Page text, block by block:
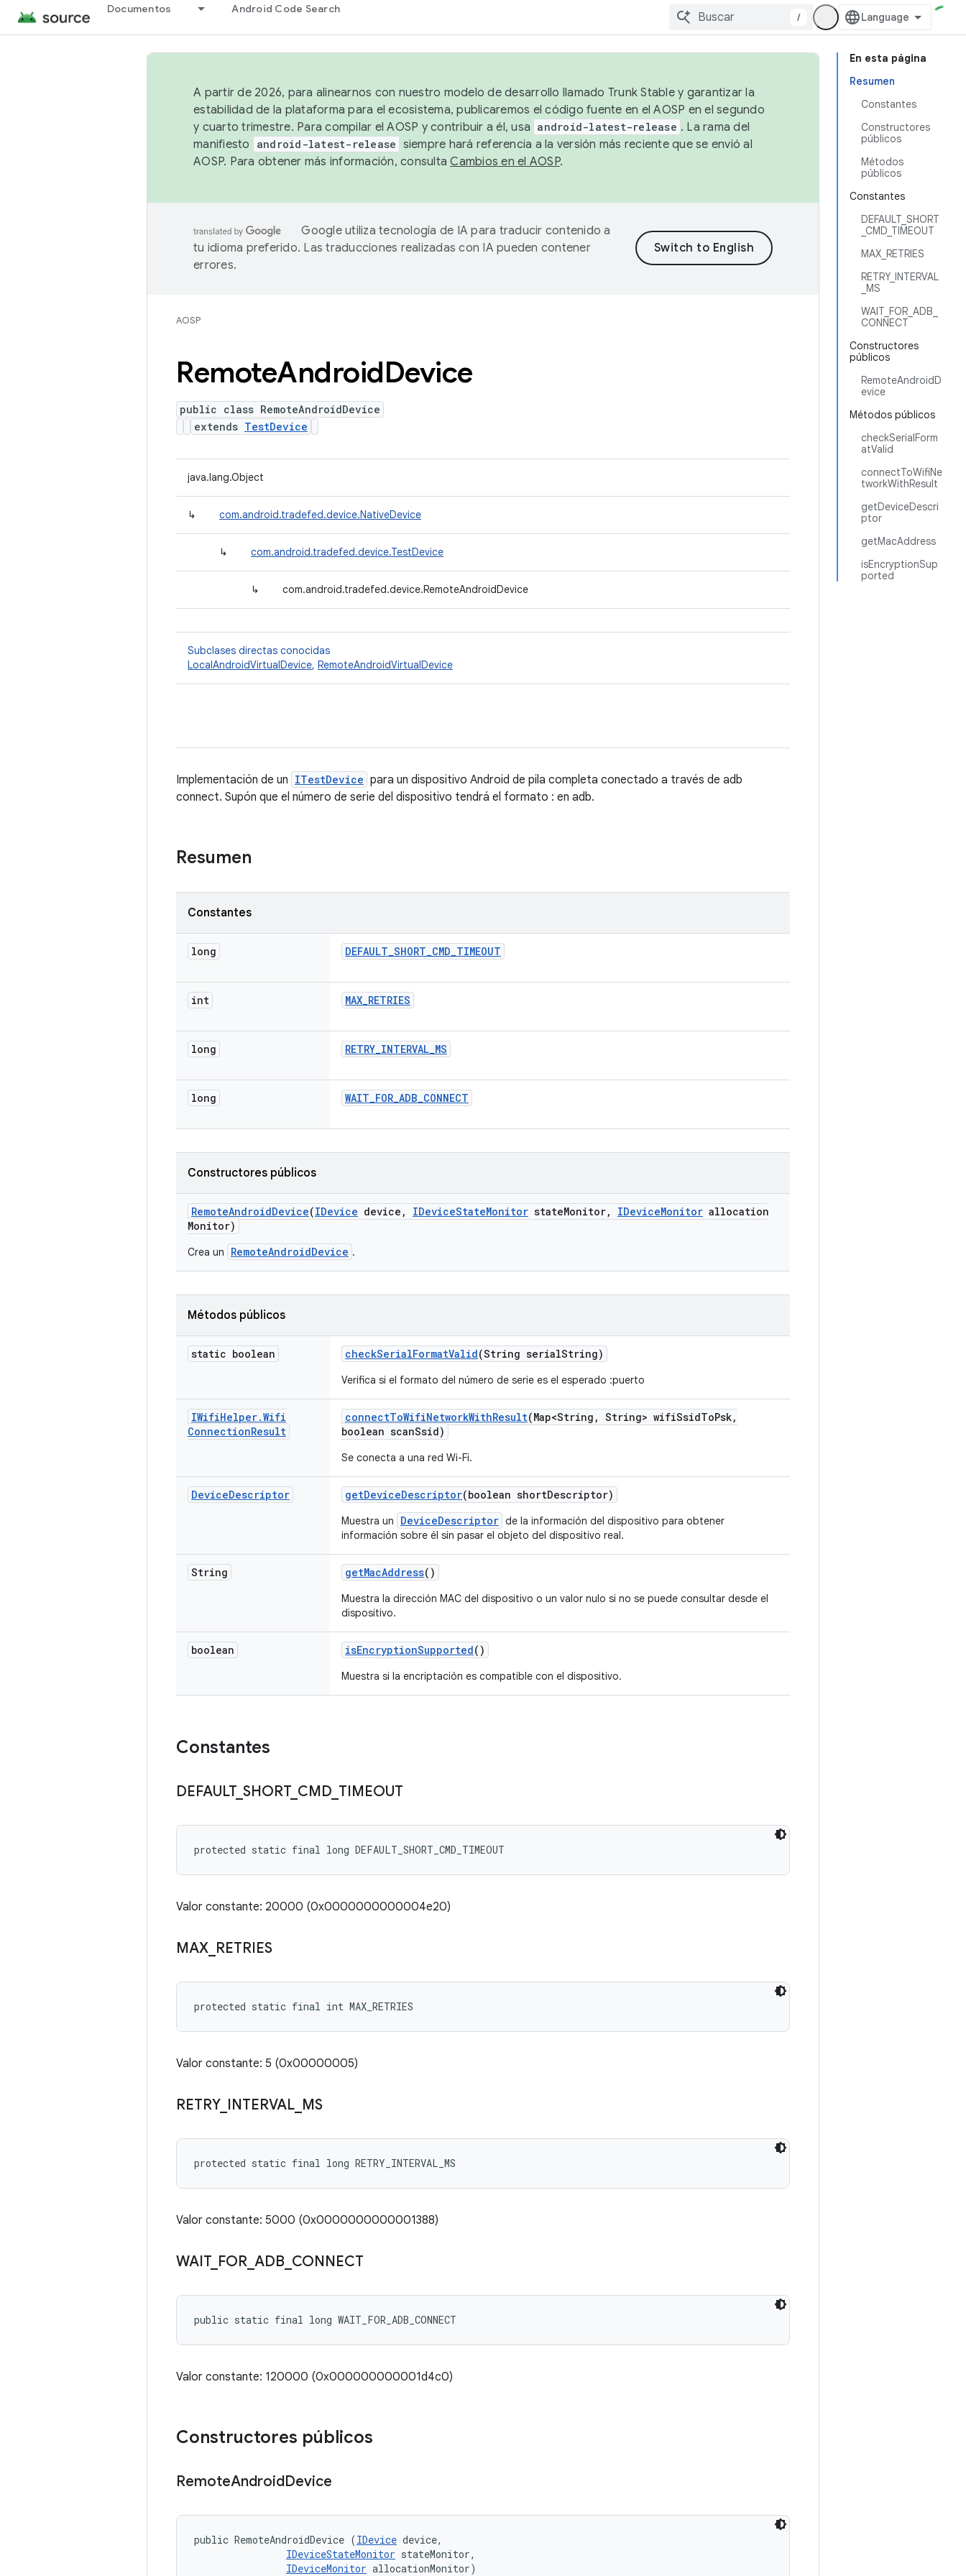
Documentos Android Code Search
/
En esta página
Resumen
Constantes
Constructores
públicos
Métodos
públicos
Constantes
DEFAULT_SHORT
_CMD_TIMEOUT
MAX_RETRIES
RETRY_INTERVAL
_MS
WAIT_FOR_ADB_
CONNECT
Constructores
públicos
RemoteAndroidD
evice
Métodos públicos
checkSerialForm
atValid
connectToWifiNe
tworkWithResult
getDeviceDescri
ptor
getMacAddress
isEncryptionSup
ported
A partir de 2026, para alinearnos con nuestro modelo de desarrollo llamado Trunk Stable y garantizar la
estabilidad de la plataforma para el ecosistema, publicaremos el código fuente en el AOSP en el segundo
y cuarto trimestre. Para compilar el AOSP y contribuir a él, usa android-latest-release . La rama del
manifiesto
android-latest-release siempre hará referencia a la versión más reciente que se envió al
AOSP. Para obtener más información, consultaCambios en el AOSP.
Google utiliza tecnología de IA para traducir contenido a
tu idioma preferido. Las traducciones realizadas con IA pueden contener
errores.
AOSP
RemoteAndroidDevice
public class RemoteAndroidDevice
extends TestDevice
java.lang.Object
↳ com.android.tradefed.device.NativeDevice
↳ com.android.tradefed.device.TestDevice
↳ com.android.tradefed.device.RemoteAndroidDevice
Subclases directas conocidas
LocalAndroidVirtualDevice, RemoteAndroidVirtualDevice
Implementación de un ITestDevice para un dispositivo Android de pila completa conectado a través de adb
connect. Supón que el número de serie del dispositivo tendrá el formato : en adb.
Resumen
Constantes
long DEFAULT_SHORT_CMD_TIMEOUT
int MAX_RETRIES
long RETRY_INTERVAL_MS
long WAIT_FOR_ADB_CONNECT
Constructores públicos
RemoteAndroidDevice(IDevice device , IDeviceStateMonitor stateMonitor, IDeviceMonitor allocation
Monitor)
Crea un RemoteAndroidDevice .
Métodos públicos
static boolean checkSerialFormatValid(String serialString)
Verifica si el formato del número de serie es el esperado :puerto
IWifiHelper.Wifi
ConnectionResult
connectToWifiNetworkWithResult(Map<String , String> wifiSsidToPsk,
boolean scanSsid)
Se conecta a una red Wi-Fi.
DeviceDescriptor getDeviceDescriptor(boolean shortDescriptor)
Muestra un DeviceDescriptor de la información del dispositivo para obtener
información sobre él sin pasar el objeto del dispositivo real.
String getMacAddress()
Muestra la dirección MAC del dispositivo o un valor nulo si no se puede consultar desde el
dispositivo.
boolean isEncryptionSupported()
Muestra si la encriptación es compatible con el dispositivo.
Constantes
DEFAULT_ SHORT_ CMD TIMEOUT
protected static final long DEFAULT_SHORT_CMD_TIMEOUT
Valor constante: 20000 (0x0000000000004e20)
MAX RETRIES
protected static final int MAX_RETRIES
Valor constante: 5 (0x00000005)
RETRY_ INTERVAL MS
protected static final long RETRY_INTERVAL_MS
Valor constante: 5000 (0x0000000000001388)
WAIT_ FOR ADB CONNECT
public static final long WAIT_FOR_ADB_CONNECT
Valor constante: 120000 (0x000000000001d4c0)
Constructores públicos
RemoteAndroidDevice
public RemoteAndroidDevice (IDevice device,
IDeviceStateMonitor stateMonitor,
IDeviceMonitor allocationMonitor)